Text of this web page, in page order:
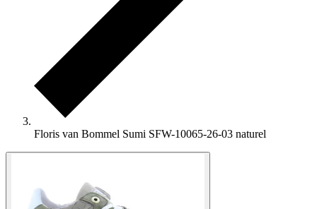
Floris van Bommel Sumi SFW-10065-26-03 naturel